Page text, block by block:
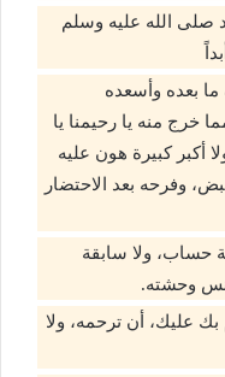
الله عليه وسلم
بعده وأسعده
خرج منه يا رحيمنا يا
أكبر كبيرة هون عليه
وفرحه بعد الاحتضار
حساب، ولا سابقة
وحشته.
عليك، أن ترحمه، ولا